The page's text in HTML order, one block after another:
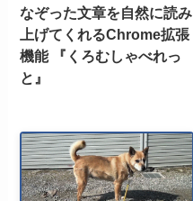
なぞった文章を自然に読み
上げてくれるChrome拡張
機能 『くろむしゃべれっ
と』